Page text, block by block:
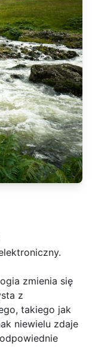
zmienia się
z
takiego jak
niewielu zdaje